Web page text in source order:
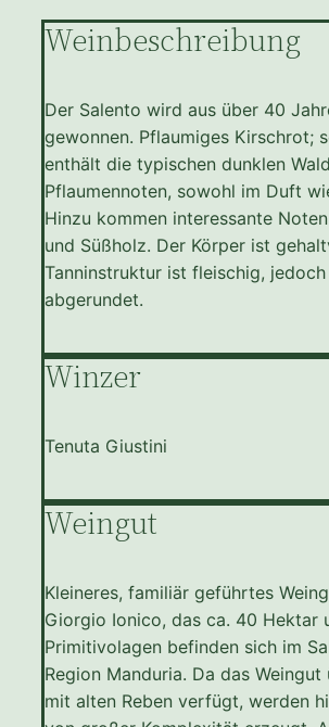
Weinbeschreibung
Der Salento wird aus über 40
gewonnen. Pflaumiges Kirschrot;
enthält die typischen dunklen
Pflaumennoten, sowohl im Duft
Hinzu kommen interessante
und Süßholz. Der Körper ist
Tanninstruktur ist fleischig,
abgerundet.
Winzer
Tenuta Giustini
Weingut
Kleineres, familiär geführtes
Giorgio Ionico, das ca. 40 Hektar
Primitivolagen befinden sich im
Region Manduria. Da das Weingut
mit alten Reben verfügt, werden